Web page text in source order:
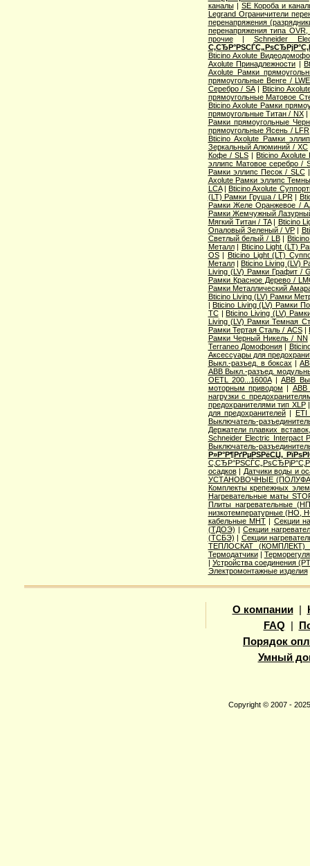
каналы| SE Короба и
Legrand Ограничители
перенапряжения
перенапряжения типа
прочие|Schneider
Bticino Axolute
Axolute Принадлежности |
Axolute Рамки
прямоугольные Венге / LWE
Серебро / SA|Bticino
прямоугольные Матовое
Bticino Axolute Рамки
прямоугольные Титан / NX|
Рамки прямоугольные
прямоугольные Ясень / LFR
Bticino Axolute Рамки
Зеркальный Алюминий / XC
Кофе / SLS|Bticino Axolute
эллипс Матовое серебро /
Рамки эллипс Песок / SLC
Axolute Рамки эллипс
LCA|Bticino Axolute
(LT) Рамки Груша / LPR|
Рамки Желе Оранжевое /
Рамки Жемчужный
Мягкий Титан / TA| Bticino
Опаловый Зеленый / VP|
Светлый белый / LB|
Металл| Bticino Light (LT)
OS| Bticino Light (LT)
Металл|Bticino Living (LV)
Living (LV) Рамки Графит /
Рамки Красное Дерево /
Рамки Металлический
Bticino Living (LV) Рамки
|Bticino Living (LV) Рамки
TC|Bticino Living (LV)
Living (LV) Рамки Темная
Рамки Тертая Сталь / ACS|
Рамки Черный Никель / NN
Terraneo Домофония|
Аксессуары для
Выкл.-разъед. в боксах |
ABB Выкл.-разъед.
OETL 200...1600A| ABB
моторным приводом | ABB
нагрузки с
предохранителями тип XLP
для предохранителей| ETI
Выключатель-
Держатели плавких
Schneider Electric Interpact
Выключатель-
Р»Р°Р¶РґРµРЅРёСЏ,
осадков| Датчики воды и
УСТАНОВОЧНЫЕ
Комплекты крепежных
Нагревательные маты
Плиты нагревательные
низкотемпературные
кабельные МНТ| Секции
(ТДОЭ) |Секции
(ТСБЭ) | Секции
ТЕПЛОСКАТ (КОМПЛЕКТ)
Термодатчики|
| Устройства соединения
Электромонтажные изделия
О компании|
FAQ
Порядок
Умный
Copyright © 2007 -